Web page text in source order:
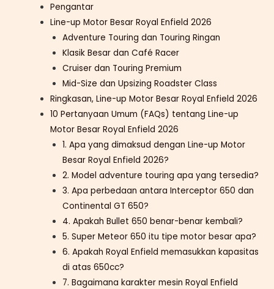
Pengantar
Line-up Motor Besar Royal Enfield 2026
Adventure Touring dan Touring Ringan
Klasik Besar dan Café Racer
Cruiser dan Touring Premium
Mid-Size dan Upsizing Roadster Class
Ringkasan, Line-up Motor Besar Royal Enfield 2026
10 Pertanyaan Umum (FAQs) tentang Line-up
Motor Besar Royal Enfield 2026
1. Apa yang dimaksud dengan Line-up Motor
Besar Royal Enfield 2026?
2. Model adventure touring apa yang tersedia?
3. Apa perbedaan antara Interceptor 650 dan
Continental GT 650?
4. Apakah Bullet 650 benar-benar kembali?
5. Super Meteor 650 itu tipe motor besar apa?
6. Apakah Royal Enfield memasukkan kapasitas
di atas 650cc?
7. Bagaimana karakter mesin Royal Enfield